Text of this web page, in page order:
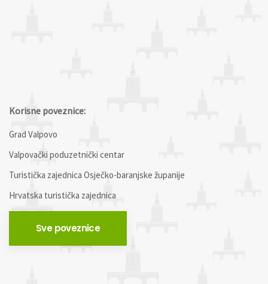
Korisne poveznice:
Grad Valpovo
Valpovački poduzetnički centar
Turistička zajednica Osječko-baranjske županije
Hrvatska turistička zajednica
Sve poveznice